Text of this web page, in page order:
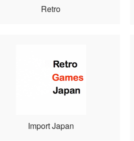
Retro
Import Japan